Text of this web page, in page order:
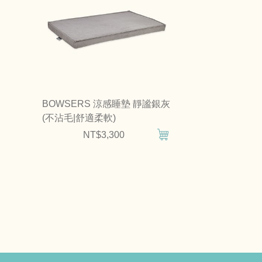
BOWSERS 涼感睡墊 靜謐銀灰
(不沾毛|舒適柔軟)
NT$3,300